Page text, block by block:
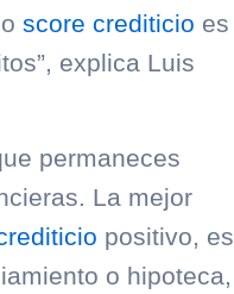
score crediticio es
explica Luis
permaneces
La mejor
positivo, es
o hipoteca,